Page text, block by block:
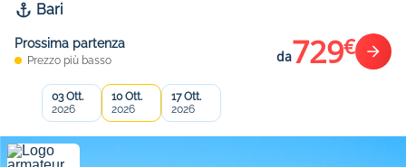
Bari
Prossima partenza
Prezzo più basso da729€
03 Ott.
2026
10 Ott.
2026
17 Ott.
2026